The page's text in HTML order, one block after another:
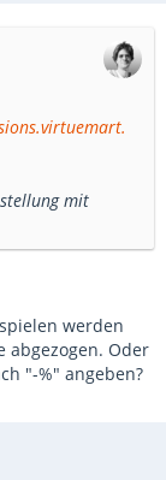
mit
werden
abgezogen. Oder
"-%" angeben?